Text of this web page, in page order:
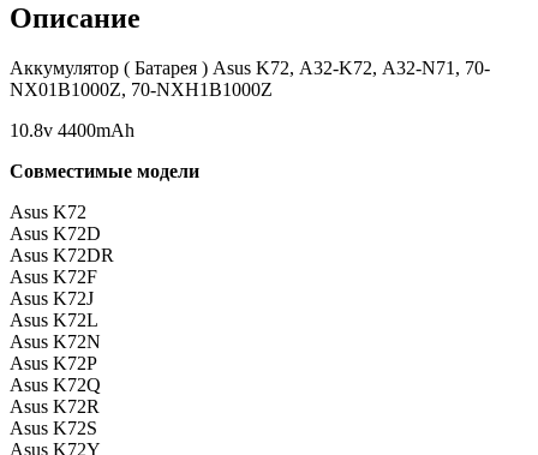
Описание
Аккумулятор ( Батарея ) Asus K72, A32-K72, A32-N71, 70-
NX01B1000Z, 70-NXH1B1000Z
10.8v 4400mAh
Совместимые модели
Asus K72
Asus K72D
Asus K72DR
Asus K72F
Asus K72J
Asus K72L
Asus K72N
Asus K72P
Asus K72Q
Asus K72R
Asus K72S
Asus K72Y